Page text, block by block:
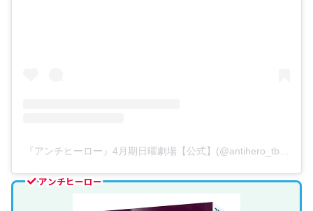
『アンチヒーロー』4月期日曜劇場【公式】(@antihero_tbs)がシ
アンチヒーロー